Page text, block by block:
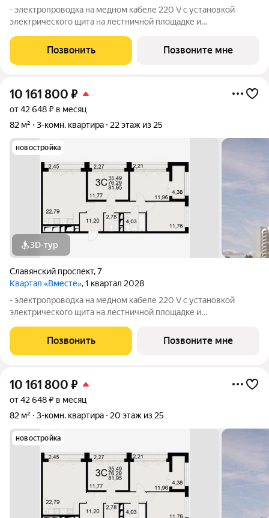
- электропроводка на медном кабеле 220 V с установкой
электрического щита на лестничной площадке и
стен, кроме стен балконов, откосов дверных и оконных
проемов, ниш прохождения стояков
Позвонить Позвоните мне
10 161 800 ₽
от 42 648 ₽ в месяц
82 м²
3-комн. квартира 22 этаж из 25
новостройка
3D-тур
Славянский проспект,7
Квартал «Вместе», 1 квартал 2028
- электропроводка на медном кабеле 220 V с установкой
электрического щита на лестничной площадке и
стен, кроме стен лоджий, откосов дверных и оконных
проемов, ниш прохождения стояков
Позвонить Позвоните мне
10 161 800 ₽
от 42 648 ₽ в месяц
82 м²
3-комн. квартира 20 этаж из 25
новостройка